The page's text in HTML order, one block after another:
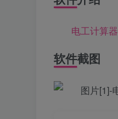
电工计算器
软件截图